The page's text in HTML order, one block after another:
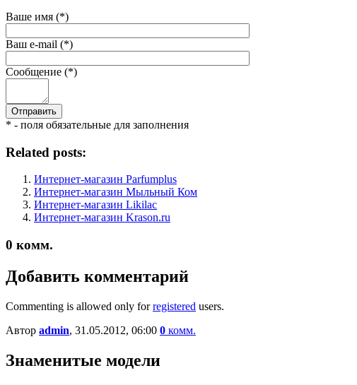
Ваше имя (*)
Ваш e-mail (*)
Сообщение (*)
* - поля обязательные для заполнения
Related posts:
Интернет-магазин Parfumplus
Интернет-магазин Мыльный Ком
Интернет-магазин Likilac
Интернет-магазин Krason.ru
0 комм.
Добавить комментарий
Commenting is allowed only forregistered users.
Автор admin, 31.05.2012, 06:00 0 комм.
Знаменитые модели